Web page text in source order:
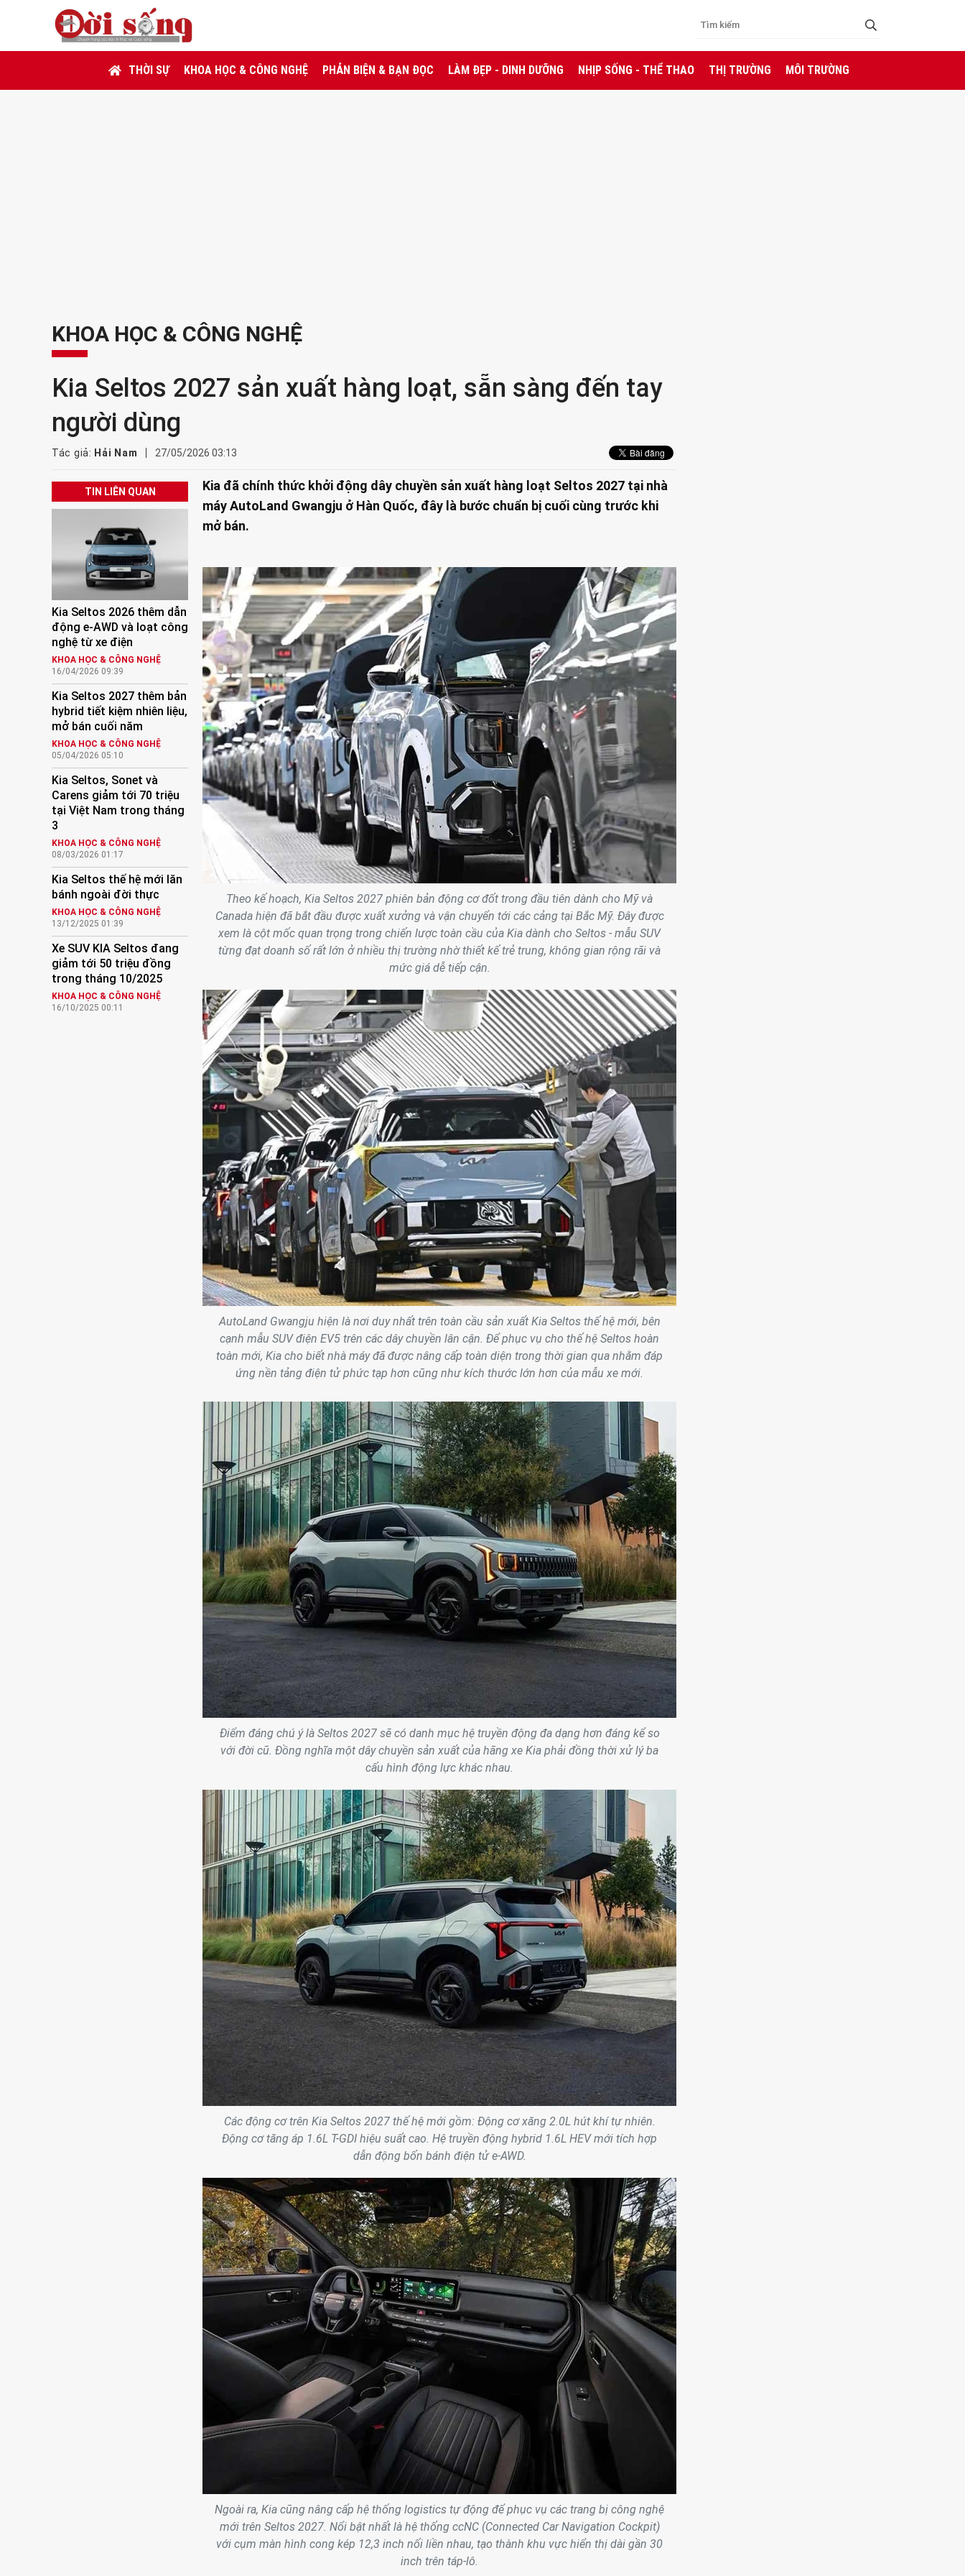
THỜI SỰ KHOA HỌC & CÔNG NGHỆ PHẢN BIỆN & BẠN ĐỌC LÀM ĐẸP - DINH DƯỠNG NHỊP SỐNG - THỂ THAO THỊ TRƯỜNG MÔI TRƯỜNG
KHOA HỌC & CÔNG NGHỆ
Kia Seltos 2027 sản xuất hàng loạt, sẵn sàng đến tay
người dùng
Tác giả: Hải Nam 27/05/2026 03:13
TIN LIÊN QUAN
Kia Seltos 2026 thêm dẫn
động e-AWD và loạt công
nghệ từ xe điện
KHOA HỌC & CÔNG NGHỆ
16/04/2026 09:39
Kia Seltos 2027 thêm bản
hybrid tiết kiệm nhiên liệu,
mở bán cuối năm
KHOA HỌC & CÔNG NGHỆ
05/04/2026 05:10
Kia Seltos, Sonet và
Carens giảm tới 70 triệu
tại Việt Nam trong tháng
3
KHOA HỌC & CÔNG NGHỆ
08/03/2026 01:17
Kia Seltos thế hệ mới lăn
bánh ngoài đời thực
KHOA HỌC & CÔNG NGHỆ
13/12/2025 01:39
Xe SUV KIA Seltos đang
giảm tới 50 triệu đồng
trong tháng 10/2025
KHOA HỌC & CÔNG NGHỆ
16/10/2025 00:11
Kia đã chính thức khởi động dây chuyền sản xuất hàng loạt Seltos 2027 tại nhà
máy AutoLand Gwangju ở Hàn Quốc, đây là bước chuẩn bị cuối cùng trước khi
mở bán.
Theo kế hoạch, Kia Seltos 2027 phiên bản động cơ đốt trong đầu tiên dành cho Mỹ và
Canada hiện đã bắt đầu được xuất xưởng và vận chuyển tới các cảng tại Bắc Mỹ. Đây được
xem là cột mốc quan trọng trong chiến lược toàn cầu của Kia dành cho Seltos - mẫu SUV
từng đạt doanh số rất lớn ở nhiều thị trường nhờ thiết kế trẻ trung, không gian rộng rãi và
mức giá dễ tiếp cận.
AutoLand Gwangju hiện là nơi duy nhất trên toàn cầu sản xuất Kia Seltos thế hệ mới, bên
cạnh mẫu SUV điện EV5 trên các dây chuyền lân cận. Để phục vụ cho thế hệ Seltos hoàn
toàn mới, Kia cho biết nhà máy đã được nâng cấp toàn diện trong thời gian qua nhằm đáp
ứng nền tảng điện tử phức tạp hơn cũng như kích thước lớn hơn của mẫu xe mới.
Điểm đáng chú ý là Seltos 2027 sẽ có danh mục hệ truyền động đa dạng hơn đáng kể so
với đời cũ. Đồng nghĩa một dây chuyền sản xuất của hãng xe Kia phải đồng thời xử lý ba
cấu hình động lực khác nhau.
Các động cơ trên Kia Seltos 2027 thế hệ mới gồm: Động cơ xăng 2.0L hút khí tự nhiên.
Động cơ tăng áp 1.6L T-GDI hiệu suất cao. Hệ truyền động hybrid 1.6L HEV mới tích hợp
dẫn động bốn bánh điện tử e-AWD.
Ngoài ra, Kia cũng nâng cấp hệ thống logistics tự động để phục vụ các trang bị công nghệ
mới trên Seltos 2027. Nổi bật nhất là hệ thống ccNC (Connected Car Navigation Cockpit)
với cụm màn hình cong kép 12,3 inch nối liền nhau, tạo thành khu vực hiển thị dài gần 30
inch trên táp-lô.